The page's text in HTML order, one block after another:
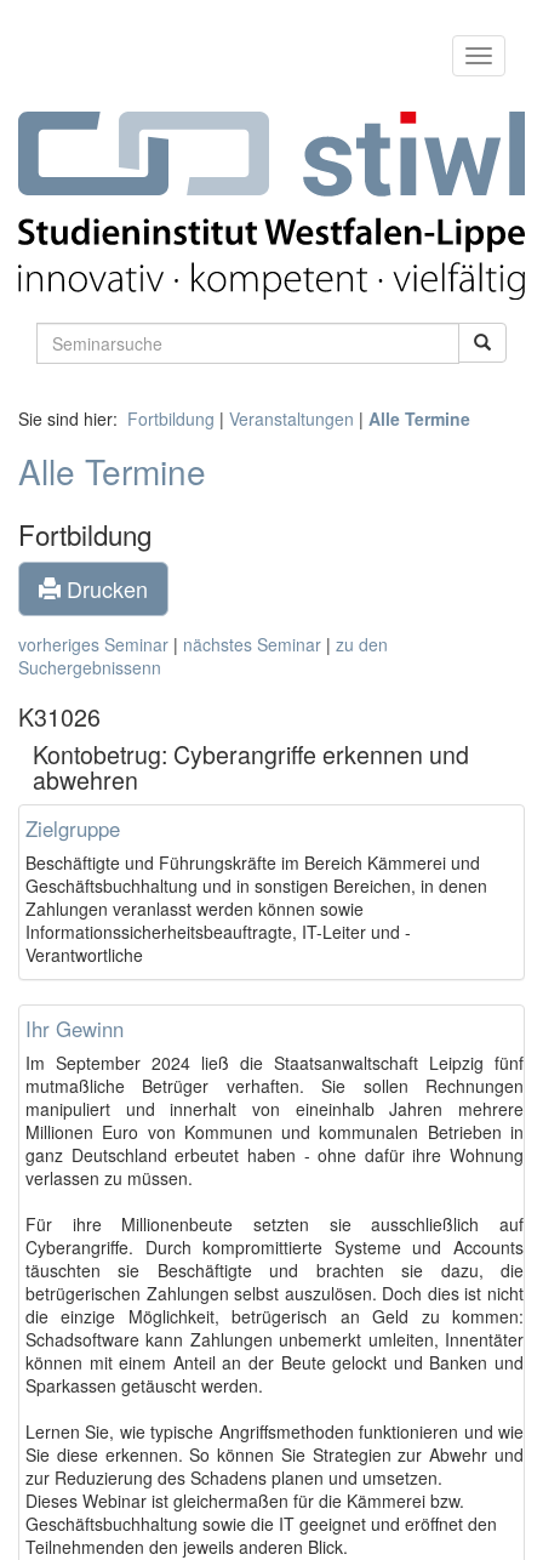
Sie sind hier: Fortbildung | Veranstaltungen | Alle Termine
Alle Termine
Fortbildung
Drucken
vorheriges Seminar | nächstes Seminar | zu den
Suchergebnissenn
K31026
Kontobetrug: Cyberangriffe erkennen und
abwehren
Zielgruppe
Beschäftigte und Führungskräfte im Bereich Kämmerei und
Geschäftsbuchhaltung und in sonstigen Bereichen, in denen
Zahlungen veranlasst werden können sowie
Informationssicherheitsbeauftragte, IT-Leiter und -
Verantwortliche
Ihr Gewinn
Im September 2024 ließ die Staatsanwaltschaft Leipzig fünf
mutmaßliche Betrüger verhaften. Sie sollen Rechnungen
manipuliert und innerhalt von eineinhalb Jahren mehrere
Millionen Euro von Kommunen und kommunalen Betrieben in
ganz Deutschland erbeutet haben - ohne dafür ihre Wohnung
verlassen zu müssen.
Für ihre Millionenbeute setzten sie ausschließlich auf
Cyberangriffe. Durch kompromittierte Systeme und Accounts
täuschten sie Beschäftigte und brachten sie dazu, die
betrügerischen Zahlungen selbst auszulösen. Doch dies ist nicht
die einzige Möglichkeit, betrügerisch an Geld zu kommen:
Schadsoftware kann Zahlungen unbemerkt umleiten, Innentäter
können mit einem Anteil an der Beute gelockt und Banken und
Sparkassen getäuscht werden.
Lernen Sie, wie typische Angriffsmethoden funktionieren und wie
Sie diese erkennen. So können Sie Strategien zur Abwehr und
zur Reduzierung des Schadens planen und umsetzen.
Dieses Webinar ist gleichermaßen für die Kämmerei bzw.
Geschäftsbuchhaltung sowie die IT geeignet und eröffnet den
Teilnehmenden den jeweils anderen Blick.